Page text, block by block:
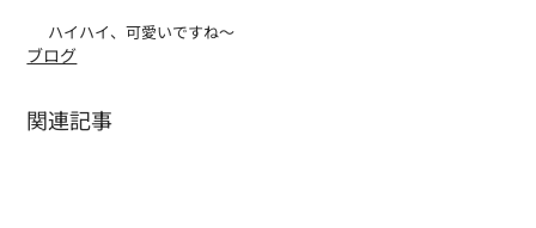
ハイハイ、可愛いですね～
ブログ
関連記事